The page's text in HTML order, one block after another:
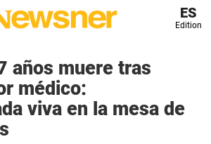
ES
Edition
años muere tras
médico:
viva en la mesa de